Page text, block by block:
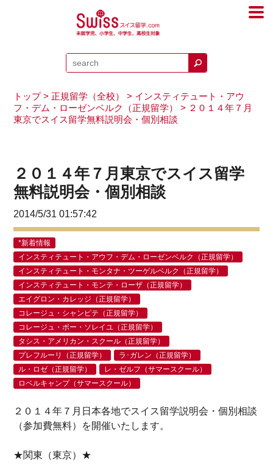
トップ> 正規留学（全校） > インスティテュート・アウ
フ・デム・ローゼンベルク（正規留学）
> ２０１４年７月
東京でスイス留学無料説明会・個別相談
２０１４年７月東京でスイス留学
無料説明会・個別相談
2014/5/31 01:57:42
*新着情報
インスティテュート・アウフ・デム・ローゼンベルク（正規留学）
インスティテュート・モンタナ・ツーゲルベルク（正規留学）
インスティテュート・モンテ・ローザ（正規留学）
エイグロン・カレッジ（正規留学）
コレージュ・シャンピテ（正規留学）
コレージュ・ボー・ソレイユ（正規留学）
タシス・アメリカン・スクール（正規留学）
プレフルーリ（正規留学）
ラ･ガレン（正規留学）
ル・ロゼ（正規留学）
レ・ゼルフ（サマースクール）
ロベルキャンプ（サマースクール）
２０１４年７月日本各地でスイス留学説明会・個別相談
（参加費無料）を開催いたします。
★関東（東京）★